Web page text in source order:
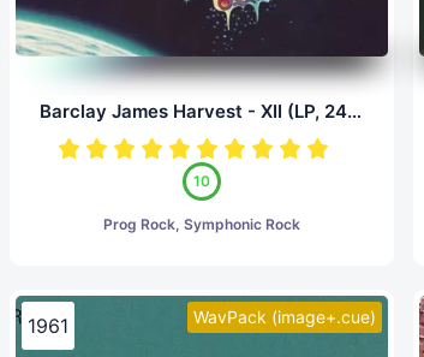
Barclay James Harvest - XII (LP, 24/96.0)
10
Prog Rock, Symphonic Rock
WavPack (image+.cue)
1961